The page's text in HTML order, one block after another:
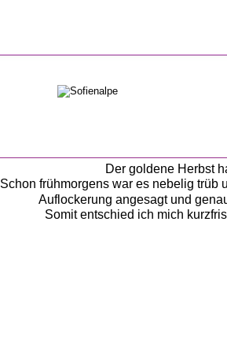
Der goldene Herbst
Schon frühmorgens war es nebelig trüb
Auflockerung angesagt und
Somit entschied ich mich